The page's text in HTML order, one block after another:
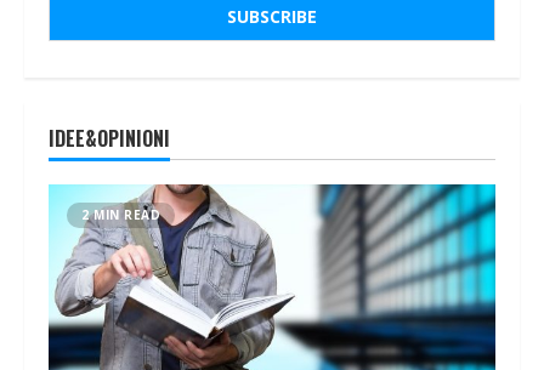
IDEE&OPINIONI
2 MIN READ